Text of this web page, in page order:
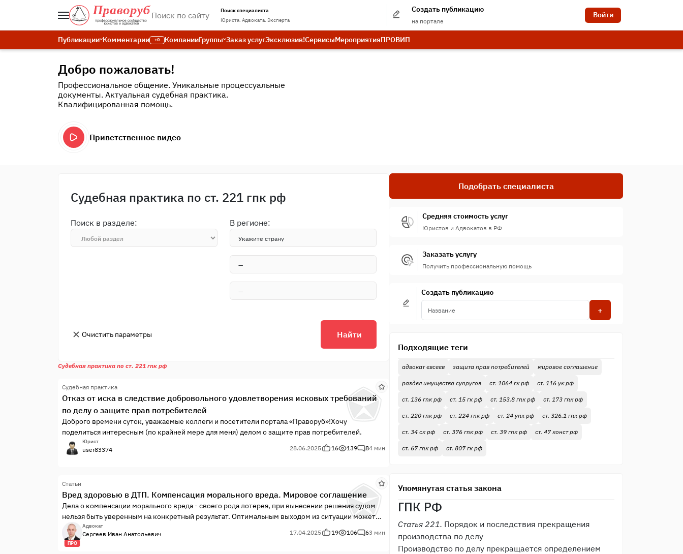
Поиск специалиста
Юриста. Адвоката. Эксперта
Создать публикацию
на портале
Войти
Публикации Комментарии +0 КомпанииГруппы Заказ услугЭксклюзив!СервисыМероприятияПРОВИП
Добро пожаловать!
Профессиональное общение. Уникальные процессуальные
документы. Актуальная судебная практика.
Квалифицированная помощь.
Приветственное видео
Судебная практика по ст. 221 гпк рф
Поиск в разделе: В регионе:
Очистить параметры Найти
Судебная практика по ст. 221 гпк рф
Судебная практика
Отказ от иска в следствие добровольного удовлетворения исковых требований
по делу о защите прав потребителей
Доброго времени суток, уважаемые коллеги и посетители портала «Праворуб»!Хочу
поделиться интересным (по крайней мере для меня) делом о защите прав потребителей.
Юрист
user83374 28.06.2025 16 139 84 мин
Статьи
Вред здоровью в ДТП. Компенсация морального вреда. Мировое соглашение
Дела о компенсации морального вреда - своего рода лотерея, при вынесении решения судом
нельзя быть уверенным на конкретный результат. Оптимальным выходом из ситуации может
оказать мировое соглашение.
ПРО
Адвокат
Сергеев Иван Анатольевич 17.04.2025 19 106 63 мин
Подобрать специалиста
Средняя стоимость услуг
Юристов и Адвокатов в РФ
Заказать услугу
Получить профессиональную помощь
Создать публикацию
+
Подходящие теги
адвокат евсеев защита прав потребителей мировое соглашение
раздел имущества супругов ст. 1064 гк рф ст. 116 ук рф
ст. 136 гпк рф ст. 15 гк рф ст. 153.8 гпк рф ст. 173 гпк рф
ст. 220 гпк рф ст. 224 гпк рф ст. 24 упк рф ст. 326.1 гпк рф
ст. 34 ск рф ст. 376 гпк рф ст. 39 гпк рф ст. 47 конст рф
ст. 67 гпк рф ст. 807 гк рф
Упомянутая статья закона
ГПК РФ
Статья 221. Порядок и последствия прекращения
производства по делу
Производство по делу прекращается определением